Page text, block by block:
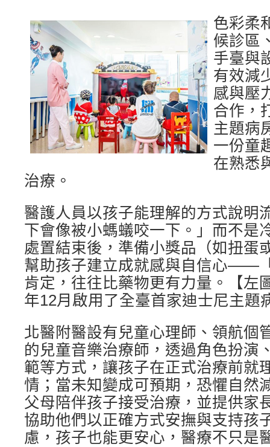
色彩柔
候診區
手臺與
有效減
感與壓
合作，
主題病
一份童
在熟悉
治療。
醫護人員以孩子能理解的方式說明
下會像被小螞蟻咬一下。」而不是
處置結束後，準備小獎品（如扭蛋
幫助孩子建立成就感與自信心——
肯定，往往比藥物更有力量。【左
年12月啟用了全臺首家迪士尼主題
北醫附醫設有兒童心理師、領航個
的兒童音樂治療師，透過角色扮演
範等方式，讓孩子在正式治療前就
情；當未知變成可預期，恐懼自然
父母陪伴孩子接受治療，並提供家
協助他們以正確方式安撫與支持孩
慮，孩子也能更安心，醫療不只是